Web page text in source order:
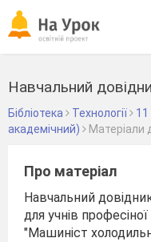
Навчальний
Бібліотека Технології 11
академічний)
Матеріали
Про матеріал
Навчальний
для учнів
"Машиніст